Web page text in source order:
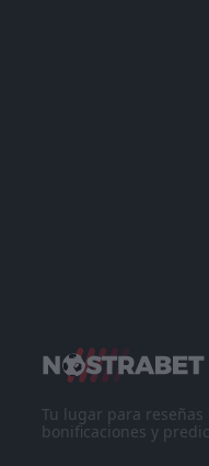
Tu lugar para reseñas
bonificaciones y